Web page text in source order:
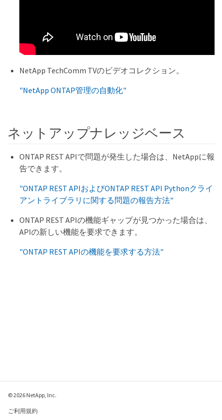
NetApp TechComm TVのビデオコレクション。
"NetApp ONTAP管理の自動化"
ネットアップナレッジベース
ONTAP REST APIで問題が発生した場合は、NetAppに報
告できます。
"ONTAP REST APIおよびONTAP REST API Pythonクライ
アントライブラリに関する問題の報告方法"
ONTAP REST APIの機能ギャップが見つかった場合は、
APIの新しい機能を要求できます。
"ONTAP REST APIの機能を要求する方法"
© 2026 NetApp, Inc.
ご利用規約